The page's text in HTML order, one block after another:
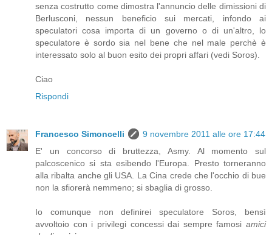
senza costrutto come dimostra l'annuncio delle dimissioni di
Berlusconi, nessun beneficio sui mercati, infondo ai
speculatori cosa importa di un governo o di un'altro, lo
speculatore è sordo sia nel bene che nel male perchè è
interessato solo al buon esito dei propri affari (vedi Soros).
Ciao
Rispondi
Francesco Simoncelli
9 novembre 2011 alle ore 17:44
E' un concorso di bruttezza, Asmy. Al momento sul
palcoscenico si sta esibendo l'Europa. Presto torneranno
alla ribalta anche gli USA. La Cina crede che l'occhio di bue
non la sfiorerà nemmeno; si sbaglia di grosso.
Io comunque non definirei speculatore Soros, bensì
avvoltoio con i privilegi concessi dai sempre famosi amici